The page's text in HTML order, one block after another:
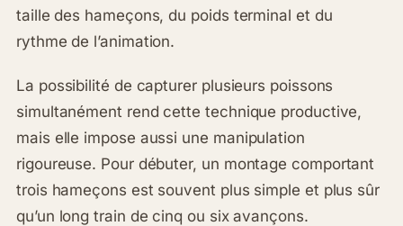
taille des hameçons, du poids terminal et du
rythme de l’animation.
La possibilité de capturer plusieurs poissons
simultanément rend cette technique productive,
mais elle impose aussi une manipulation
rigoureuse. Pour débuter, un montage comportant
trois hameçons est souvent plus simple et plus sûr
qu’un long train de cinq ou six avançons.